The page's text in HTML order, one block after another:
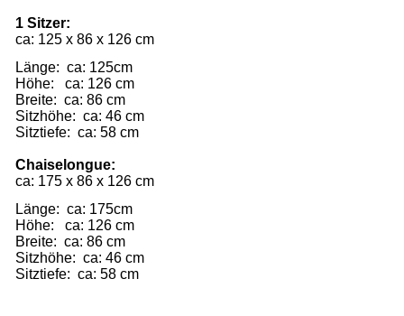
1 Sitzer:
ca: 125 x 86 x 126 cm
Länge:  ca: 125cm
Höhe:   ca: 126 cm
Breite:  ca: 86 cm
Sitzhöhe:  ca: 46 cm
Sitztiefe:  ca: 58 cm
Chaiselongue:
ca: 175 x 86 x 126 cm
Länge:  ca: 175cm
Höhe:   ca: 126 cm
Breite:  ca: 86 cm
Sitzhöhe:  ca: 46 cm
Sitztiefe:  ca: 58 cm